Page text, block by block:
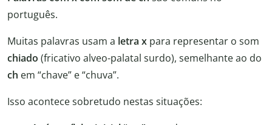
português.
Muitas palavras usam a letra x para representar o som
chiado (fricativo alveo-palatal surdo), semelhante ao do
ch em “chave” e “chuva”.
Isso acontece sobretudo nestas situações: